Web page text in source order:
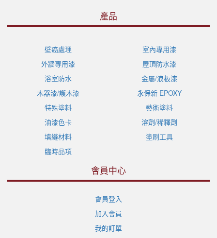
產品
壁癌處理
室內專用漆
外牆專用漆
屋頂防水漆
浴室防水
金屬/浪板漆
木器漆/護木漆
永保新 EPOXY
特殊塗料
藝術塗料
油漆色卡
溶劑/稀釋劑
填縫材料
塗刷工具
臨時品項
會員中心
會員登入
加入會員
我的訂單